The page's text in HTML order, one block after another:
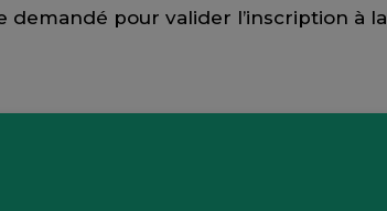
demandé pour valider l’inscription à la